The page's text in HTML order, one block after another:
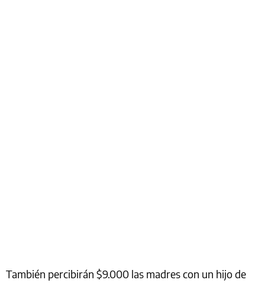
También percibirán $9.000 las madres con un hijo de